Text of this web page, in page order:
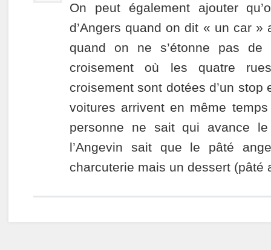
On peut également ajouter
d’Angers quand on dit « un car »
quand on ne s’étonne pas
croisement où les quatre
croisement sont dotées d’un stop
voitures arrivent en même
personne ne sait qui avance
l’Angevin sait que le pâté
charcuterie mais un dessert (pâté